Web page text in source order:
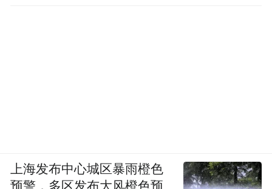
上海发布中心城区暴雨橙色
预警，多区发布大风橙色预